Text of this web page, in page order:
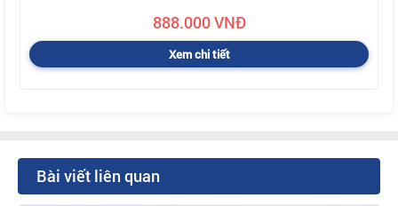
888.000 VNĐ
Xem chi tiết
Bài viết liên quan